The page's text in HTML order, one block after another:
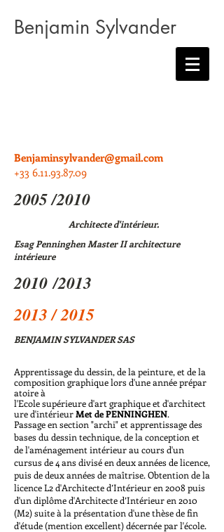
Benjamin Sylvander
Benjaminsylvander@gmail.com
+33 6.11.93.87.09
2005 /2010
Architecte d'intérieur.
Esag Penninghen Master II architecture
intérieure
2010 /2013
2013 / 2015
BENJAMIN SYLVANDER SAS
Apprentissage du dessin, de la peinture, et de la
composition graphique lors d'une année prépar
atoire à
l'Ecole supérieure d'art graphique et d'architect
ure d'intérieurMet de PENNINGHEN.
Passage en section "archi" et apprentissage des
bases du dessin technique, de la conception et
de l'aménagement intérieur au cours d'un
cursus de 4 ans divisé en deux années de licence,
puis de deux années de maîtrise. Obtention de la
licence L2 d'Architecte d’Intérieur en 2008 puis
d'un diplôme d'Architecte d’Intérieur en 2010
(M2) suite à la présentation d'une thèse de fin
d'étude (mention excellent) décernée par l'école.